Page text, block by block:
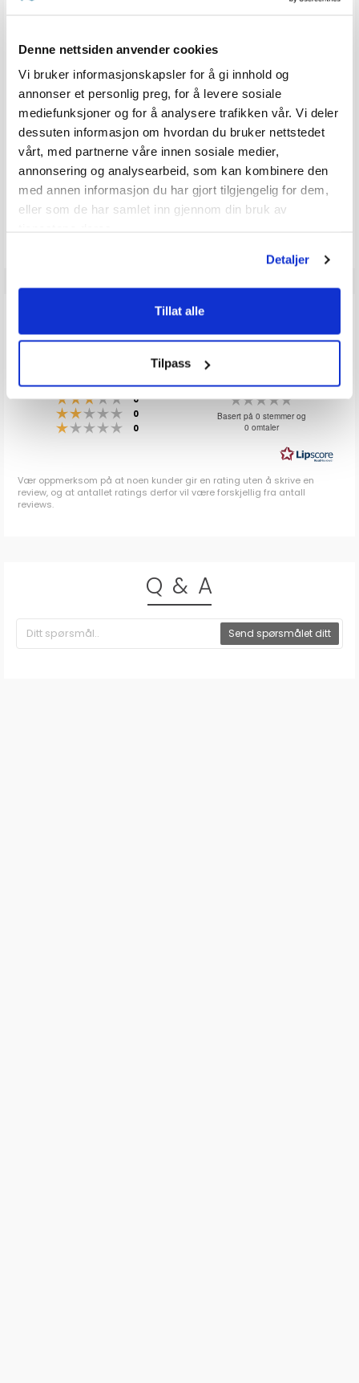
Denne nettsiden anvender cookies
Vi bruker informasjonskapsler for å gi innhold og
annonser et personlig preg, for å levere sosiale
mediefunksjoner og for å analysere trafikken vår. Vi deler
dessuten informasjon om hvordan du bruker nettstedet
vårt, med partnerne våre innen sosiale medier,
annonsering og analysearbeid, som kan kombinere den
med annen informasjon du har gjort tilgjengelig for dem,
eller som de har samlet inn gjennom din bruk av
Detaljer
Tillat alle
Tilpass
Karakter: (1)5.0 av 5 mulige
100+Tilgjengelig
Omgående
227,- SPAR 22,- Førpris: 249,-
Produkter som vises her, er produkter som andre kjøpte
sammen med denne varen, og har nødvendigvis ingen
ANMELDELSER
Karakter: 5 av 5 mulige
stemmer
Karakter: 4 av 5 mulige
0stemmer
Karakter: 3 av 5 mulige
0stemmer
Karakter: 2 av 5 mulige
0
Karakter: 1 av 5 mulige
0
0.0
Karakter:
0.0
5
mulige
Basert på 0 stemmer og
0 omtaler
Vær oppmerksom på at noen kunder gir en rating uten å skrive en
review, og at antallet ratings derfor vil være forskjellig fra antall
reviews.
Q & A
Send spørsmålet ditt